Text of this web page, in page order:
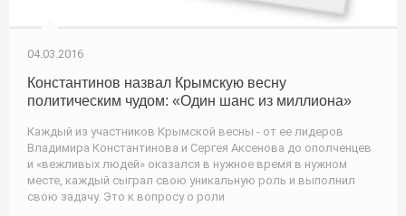
04.03.2016
Константинов назвал Крымскую весну
политическим чудом: «Один шанс из миллиона»
Каждый из участников Крымской весны - от ее лидеров
Владимира Константинова и Сергея Аксенова до ополченцев
и «вежливых людей» оказался в нужное время в нужном
месте, каждый сыграл свою уникальную роль и выполнил
свою задачу. Это к вопросу о роли